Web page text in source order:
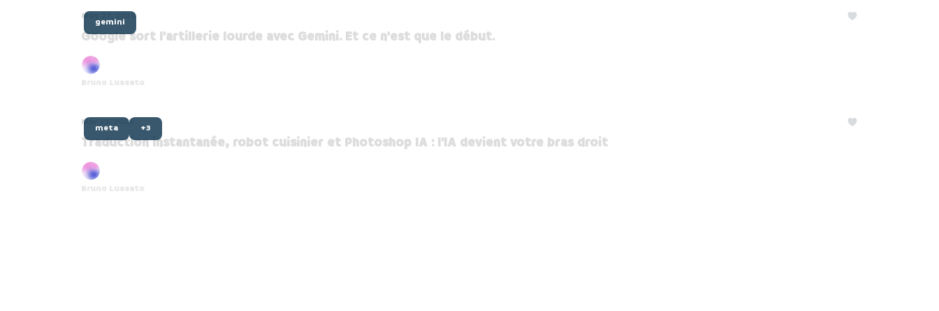
gemini
May 27, 2025
Google sort l'artillerie lourde avec Gemini. Et ce n'est que le début.
meta +3
Mar 25, 2025
Traduction instantanée, robot cuisinier et Photoshop IA : l’IA devient votre bras droit